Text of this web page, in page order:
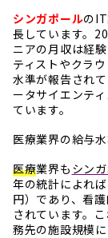
シンガポールの
長しています。
ニアの月収は経
ティストやクラ
水準が報告され
ータサイエンテ
ています。
医療業界の給与
医療業界も シン
年の統計によれ
円）であり、看
されています。
務先の施設規模に